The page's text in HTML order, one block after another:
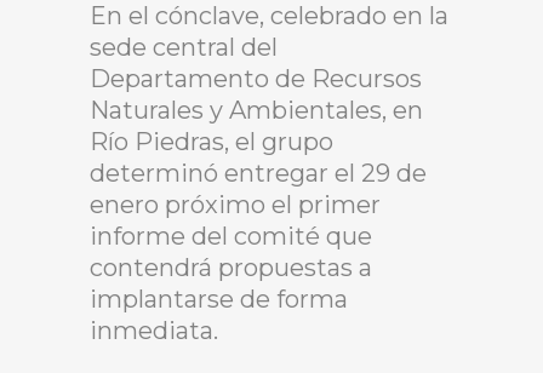
En el cónclave, celebrado en la
sede central del
Departamento de Recursos
Naturales y Ambientales, en
Río Piedras, el grupo
determinó entregar el 29 de
enero próximo el primer
informe del comité que
contendrá propuestas a
implantarse de forma
inmediata.